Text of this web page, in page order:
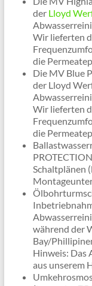
der Lloyd
Wir lieferten
die
Die MV Blue
der Lloyd
Wir lieferten
die
Schaltplänen
während der
Bay/
Hinweis: Das
aus unserem